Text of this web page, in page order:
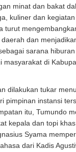
minat dan bakat
kuliner dan
turut
dan
sarana
masyarakat di
dilakukan tukar
pimpinan instansi
itu, Tumundo
kepala dan topi
Syama
dari Kadis